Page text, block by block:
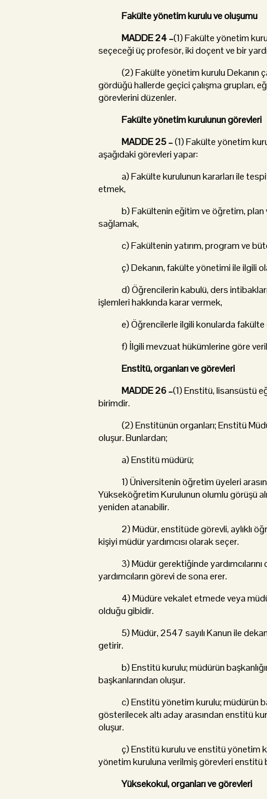
Fakülte yönetim kurulu ve oluşumu
MADDE 24 –(1) Fakülte yönetim
seçeceği üç profesör, iki doçent ve bir
(2) Fakülte yönetim kurulu Dekanın
gördüğü hallerde geçici çalışma grupları,
görevlerini düzenler.
Fakülte yönetim kurulunun görevleri
MADDE 25 –(1) Fakülte yönetim
aşağıdaki görevleri yapar:
a) Fakülte kurulunun kararları ile tespit
etmek,
b) Fakültenin eğitim ve öğretim, plan
sağlamak,
c) Fakültenin yatırım, program ve
ç) Dekanın, fakülte yönetimi ile ilgili
d) Öğrencilerin kabulü, ders intibakları
işlemleri hakkında karar vermek,
e) Öğrencilerle ilgili konularda fakülte
f) İlgili mevzuat hükümlerine göre
Enstitü, organları ve görevleri
MADDE 26 –(1) Enstitü, lisansüstü
birimdir.
(2) Enstitünün organları; Enstitü
oluşur. Bunlardan;
a) Enstitü müdürü;
1) Üniversitenin öğretim üyeleri
Yükseköğretim Kurulunun olumlu görüşü
yeniden atanabilir.
2) Müdür, enstitüde görevli, aylıklı
kişiyi müdür yardımcısı olarak seçer.
3) Müdür gerektiğinde yardımcılarını
yardımcıların görevi de sona erer.
4) Müdüre vekalet etmede veya
olduğu gibidir.
5) Müdür, 2547 sayılı Kanun ile
getirir.
b) Enstitü kurulu; müdürün
başkanlarından oluşur.
c) Enstitü yönetim kurulu; müdürün
gösterilecek altı aday arasından enstitü
oluşur.
ç) Enstitü kurulu ve enstitü yönetim
yönetim kuruluna verilmiş görevleri enstitü
Yüksekokul, organları ve görevleri